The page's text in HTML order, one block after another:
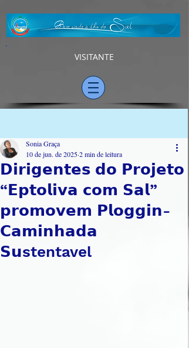
VISITANTE
𝗗𝗶𝗿𝗶𝗴𝗲𝗻𝘁𝗲𝘀 𝗱𝗼 𝗣𝗿𝗼𝗷𝗲𝘁𝗼
“𝗘𝗽𝘁𝗼𝗹𝗶𝘃𝗮 𝗰𝗼𝗺 𝗦𝗮𝗹”
𝗽𝗿𝗼𝗺𝗼𝘃𝗲𝗺 𝗣𝗹𝗼𝗴𝗴𝗶𝗻-
𝗖𝗮𝗺𝗶𝗻𝗵𝗮𝗱𝗮
𝗦𝘂stentavel
Sonia Graça
10 de jun. de 20252 min de leitura